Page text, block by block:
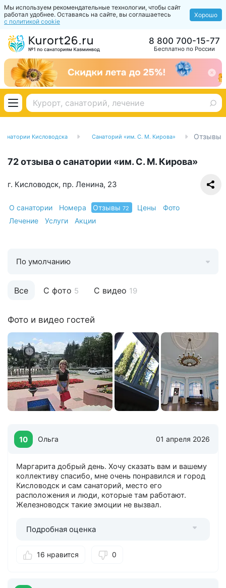
Мы используем рекомендательные технологии, чтобы сайт
работал удобнее. Оставаясь на сайте, вы соглашаетесь
с политикой cookie
Хорошо
Бесплатно по России
8 800 700-15-77
Санатории Кисловодска Санаторий «им. С. М. Кирова» Отзывы
72 отзыва о санатории «им. С. М. Кирова»
г. Кисловодск, пр. Ленина, 23
О санатории Номера Отзывы 72 Цены
Фото
Лечение
Услуги Акции
Все С фото 5 С видео 19
По умолчанию
Фото и видео гостей
10 Ольга 01 апреля 2026
Маргарита добрый день. Хочу сказать вам и вашему
коллективу спасибо, мне очень понравился и город
Кисловодск и сам санаторий, место его
расположения и люди, которые там работают.
Железноводск такие эмоции не вызвал.
Подробная оценка
16 нравится 0